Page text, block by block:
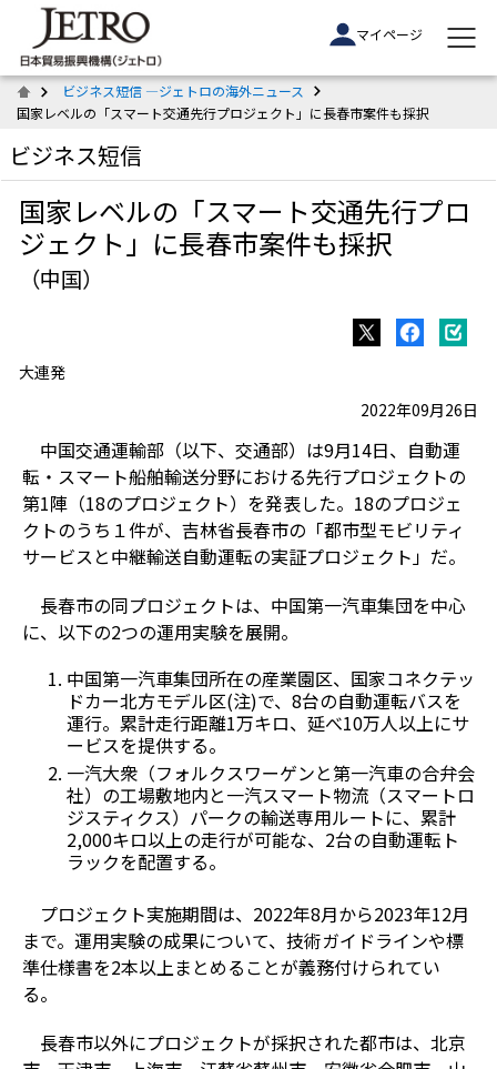
マイページ
ビジネス短信 ―ジェトロの海外ニュース
国家レベルの「スマート交通先行プロジェクト」に長春市案件も採択
ビジネス短信
国家レベルの「スマート交通先行プロ
ジェクト」に長春市案件も採択
（中国）
大連発
2022年09月26日
中国交通運輸部（以下、交通部）は9月14日、自動運
転・スマート船舶輸送分野における先行プロジェクトの
第1陣（18のプロジェクト）を発表した。18のプロジェ
クトのうち１件が、吉林省長春市の「都市型モビリティ
サービスと中継輸送自動運転の実証プロジェクト」だ。
長春市の同プロジェクトは、中国第一汽車集団を中心
に、以下の2つの運用実験を展開。
中国第一汽車集団所在の産業園区、国家コネクテッ
ドカー北方モデル区(注)で、8台の自動運転バスを
運行。累計走行距離1万キロ、延べ10万人以上にサ
ービスを提供する。
一汽大衆（フォルクスワーゲンと第一汽車の合弁会
社）の工場敷地内と一汽スマート物流（スマートロ
ジスティクス）パークの輸送専用ルートに、累計
2,000キロ以上の走行が可能な、2台の自動運転ト
ラックを配置する。
プロジェクト実施期間は、2022年8月から2023年12月
まで。運用実験の成果について、技術ガイドラインや標
準仕様書を2本以上まとめることが義務付けられてい
る。
長春市以外にプロジェクトが採択された都市は、北京